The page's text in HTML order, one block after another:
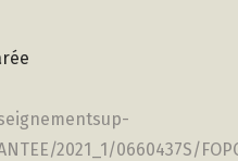
2021_1/0660437S/